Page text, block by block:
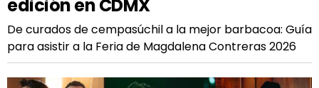
edición en CDMX
De curados de cempasúchil a la mejor barbacoa: Guía
para asistir a la Feria de Magdalena Contreras 2026